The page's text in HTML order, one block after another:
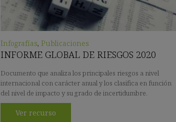
Infografías, Publicaciones
INFORME GLOBAL DE RIESGOS 2020
Documento que analiza los principales riesgos a nivel
internacional con carácter anual y los clasifica en función
del nivel de impacto y su grado de incertidumbre.
Ver recurso